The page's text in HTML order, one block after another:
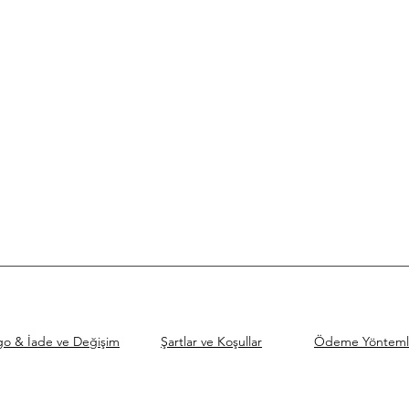
& İade ve Değişim Şartlar ve Koşullar Ödeme